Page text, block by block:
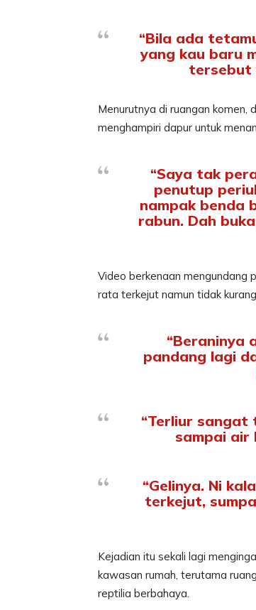
“Bila ada
yang kau baru
tersebut
Menurutnya di ruangan komen,
menghampiri dapur untuk
“Saya tak
penutup
nampak benda
rabun. Dah
Video berkenaan mengundang
rata terkejut namun tidak
“Beraninya
pandang lagi
“Terliur sangat
sampai air
“Gelinya. Ni
terkejut,
Kejadian itu sekali lagi
kawasan rumah, terutama
reptilia berbahaya.